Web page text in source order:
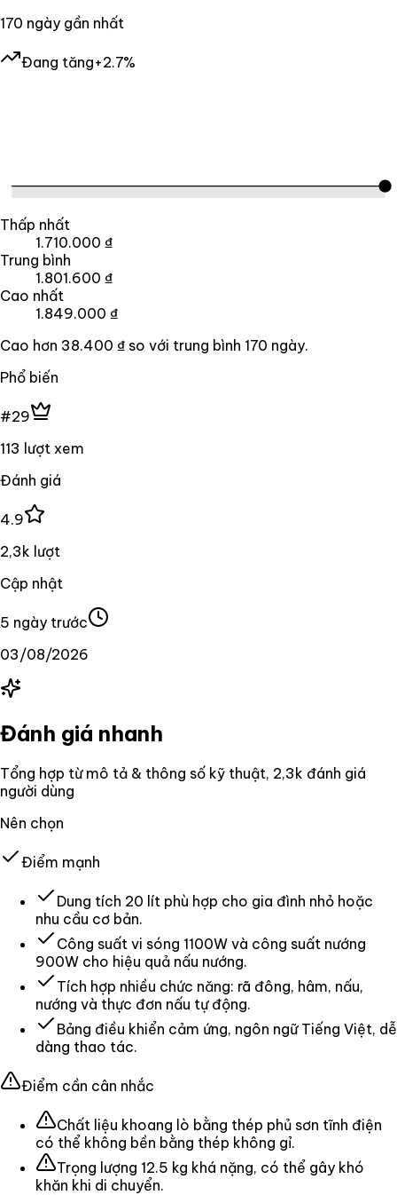
170 ngày gần nhất
Đang tăng+2.7%
Thấp nhất
1.710.000 ₫
Trung bình
1.801.600 ₫
Cao nhất
1.849.000 ₫
Cao hơn 38.400 ₫ so với trung bình 170 ngày.
Phổ biến
#29
113 lượt xem
Đánh giá
4.9
2,3k lượt
Cập nhật
5 ngày trước
03/08/2026
Đánh giá nhanh
Tổng hợp từ mô tả & thông số kỹ thuật, 2,3k đánh giá
người dùng
Nên chọn
Điểm mạnh
Dung tích 20 lít phù hợp cho gia đình nhỏ hoặc
nhu cầu cơ bản.
Công suất vi sóng 1100W và công suất nướng
900W cho hiệu quả nấu nướng.
Tích hợp nhiều chức năng: rã đông, hâm, nấu,
nướng và thực đơn nấu tự động.
Bảng điều khiển cảm ứng, ngôn ngữ Tiếng Việt, dễ
dàng thao tác.
Điểm cần cân nhắc
Chất liệu khoang lò bằng thép phủ sơn tĩnh điện
có thể không bền bằng thép không gỉ.
Trọng lượng 12.5 kg khá nặng, có thể gây khó
khăn khi di chuyển.